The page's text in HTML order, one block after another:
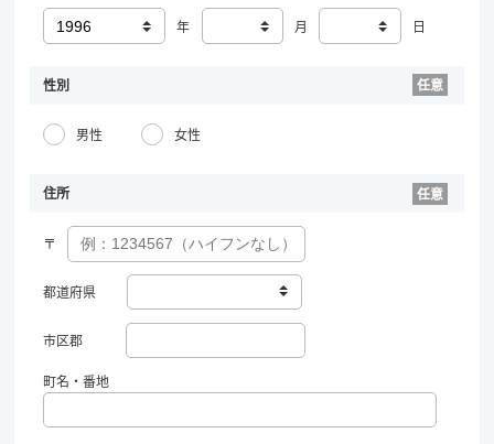
年 月 日
性別
男性 女性
住所
〒
都道府県
市区郡
町名・番地